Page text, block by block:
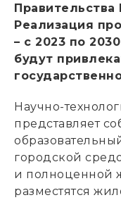
Реализация
– с 2023 по
будут
Научно-
представляет
городской
и полноценной
разместятся